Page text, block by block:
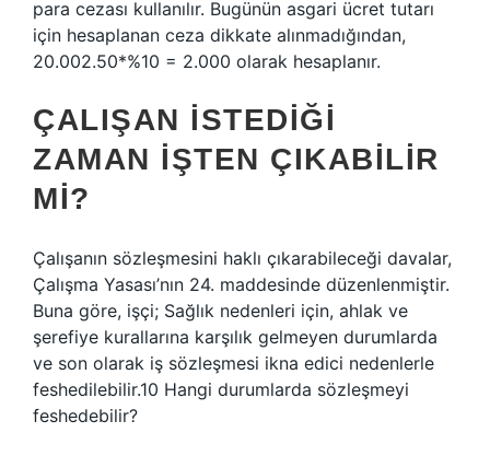
para cezası kullanılır. Bugünün asgari ücret tutarı
için hesaplanan ceza dikkate alınmadığından,
20.002.50*%10 = 2.000 olarak hesaplanır.
ÇALIŞAN ISTEDIĞI
ZAMAN IŞTEN ÇIKABILIR
MI?
Çalışanın sözleşmesini haklı çıkarabileceği davalar,
Çalışma Yasası’nın 24. maddesinde düzenlenmiştir.
Buna göre, işçi; Sağlık nedenleri için, ahlak ve
şerefiye kurallarına karşılık gelmeyen durumlarda
ve son olarak iş sözleşmesi ikna edici nedenlerle
feshedilebilir.10 Hangi durumlarda sözleşmeyi
feshedebilir?